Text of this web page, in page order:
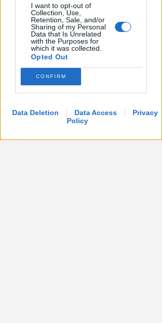
I want to opt-out of
Collection, Use,
Retention, Sale, and/or
Sharing of my Personal
Data that Is Unrelated
with the Purposes for
which it was collected.
Opted Out
CONFIRM
Data Deletion Data Access
Privacy
Policy
riqualificazione
Redazione